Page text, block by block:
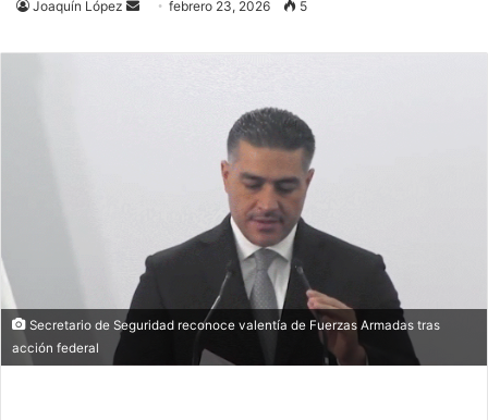
Joaquín López
Send
email
febrero 23, 2026 5
Secretario de Seguridad reconoce valentía de Fuerzas Armadas tras
acción federal